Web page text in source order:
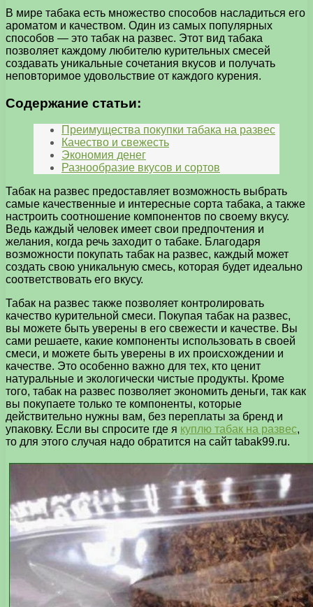
В мире табака есть множество способов насладиться его
ароматом и качеством. Один из самых популярных
способов — это табак на развес. Этот вид табака
позволяет каждому любителю курительных смесей
создавать уникальные сочетания вкусов и получать
неповторимое удовольствие от каждого курения.
Содержание статьи:
Преимущества покупки табака на развес
Качество и свежесть
Экономия денег
Разнообразие вкусов и сортов
Табак на развес предоставляет возможность выбрать
самые качественные и интересные сорта табака, а также
настроить соотношение компонентов по своему вкусу.
Ведь каждый человек имеет свои предпочтения и
желания, когда речь заходит о табаке. Благодаря
возможности покупать табак на развес, каждый может
создать свою уникальную смесь, которая будет идеально
соответствовать его вкусу.
Табак на развес также позволяет контролировать
качество курительной смеси. Покупая табак на развес,
вы можете быть уверены в его свежести и качестве. Вы
сами решаете, какие компоненты использовать в своей
смеси, и можете быть уверены в их происхождении и
качестве. Это особенно важно для тех, кто ценит
натуральные и экологически чистые продукты. Кроме
того, табак на развес позволяет экономить деньги, так как
вы покупаете только те компоненты, которые
действительно нужны вам, без переплаты за бренд и
упаковку. Если вы спросите где я куплю табак на развес,
то для этого случая надо обратится на сайт tabak99.ru.